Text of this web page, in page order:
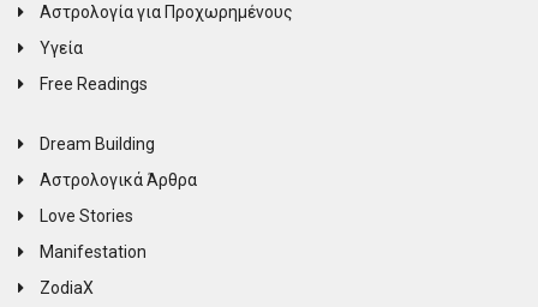
Αστρολογία για Προχωρημένους
Υγεία
Free Readings
Dream Building
Αστρολογικά Άρθρα
Love Stories
Manifestation
ZodiaX